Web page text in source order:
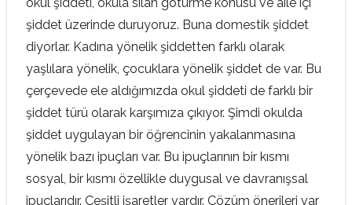
şiddet üzerinde duruyoruz. Buna domestik şiddet
diyorlar. Kadına yönelik şiddetten farklı olarak
yaşlılara yönelik, çocuklara yönelik şiddet de var. Bu
çerçevede ele aldığımızda okul şiddeti de farklı bir
şiddet türü olarak karşımıza çıkıyor. Şimdi okulda
şiddet uygulayan bir öğrencinin yakalanmasına
yönelik bazı ipuçları var. Bu ipuçlarının bir kısmı
sosyal, bir kısmı özellikle duygusal ve davranışsal
ipuçlarıdır. Çeşitli işaretler vardır. Çözüm önerileri var